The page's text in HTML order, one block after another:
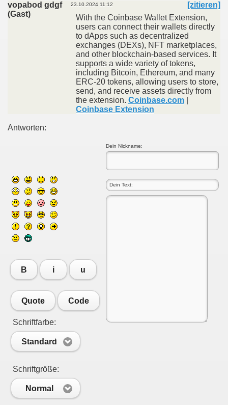
vopabod gdgf
(Gast)
23.10.2024 11:12
[zitieren]
With the Coinbase Wallet Extension,
users can connect their wallets directly
to dApps such as decentralized
exchanges (DEXs), NFT marketplaces,
and other blockchain-based services. It
supports a wide variety of tokens,
including Bitcoin, Ethereum, and many
ERC-20 tokens, allowing users to store,
send, and receive assets directly from
the extension. Coinbase.com
Coinbase Extension
Antworten:
Dein Nickname:
B i u
Quote Code
Schriftfarbe:
Standard
Schriftgröße:
Normal